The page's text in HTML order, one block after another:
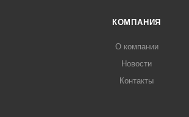
КОМПАНИЯ
О компании
Новости
Контакты